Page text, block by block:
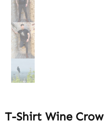
T-Shirt Wine Crow